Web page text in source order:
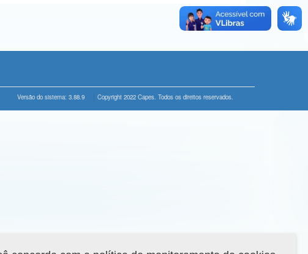
Versão do sistema: 3.88.9 Copyright 2022 Capes. Todos os direitos reservados.